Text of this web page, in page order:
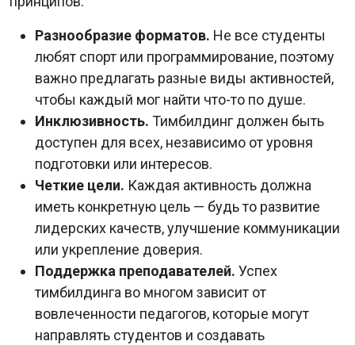
Разнообразие форматов. Не все студенты
любят спорт или программирование, поэтому
важно предлагать разные виды активностей,
чтобы каждый мог найти что-то по душе.
Инклюзивность. Тимбилдинг должен быть
доступен для всех, независимо от уровня
подготовки или интересов.
Четкие цели. Каждая активность должна
иметь конкретную цель — будь то развитие
лидерских качеств, улучшение коммуникации
или укрепление доверия.
Поддержка преподавателей. Успех
тимбилдинга во многом зависит от
вовлеченности педагогов, которые могут
направлять студентов и создавать